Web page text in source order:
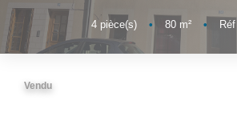
ADMINISTRATION DE
4 pièce(s) • 80 m² •
Vendu